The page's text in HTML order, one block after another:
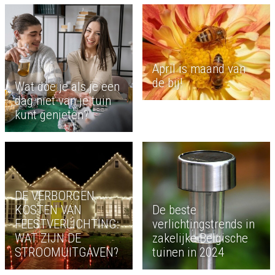
Wat doe je als je een
dag niet van je tuin
kunt genieten?
April is maand van
de bij!
DE VERBORGEN
KOSTEN VAN
FEESTVERLICHTING:
WAT ZIJN DE
STROOMUITGAVEN?
De beste
verlichtingstrends in
zakelijke Belgische
tuinen in 2024